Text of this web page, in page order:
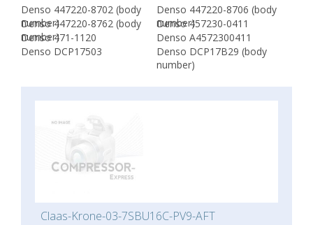
Denso 447220-8702 (body
number)
Denso 447220-8706 (body
number)
Denso 447220-8762 (body
number)
Denso 457230-0411
Denso 471-1120
Denso A4572300411
Denso DCP17503
Denso DCP17B29 (body
number)
Claas-Krone-03-7SBU16C-PV9-AFT